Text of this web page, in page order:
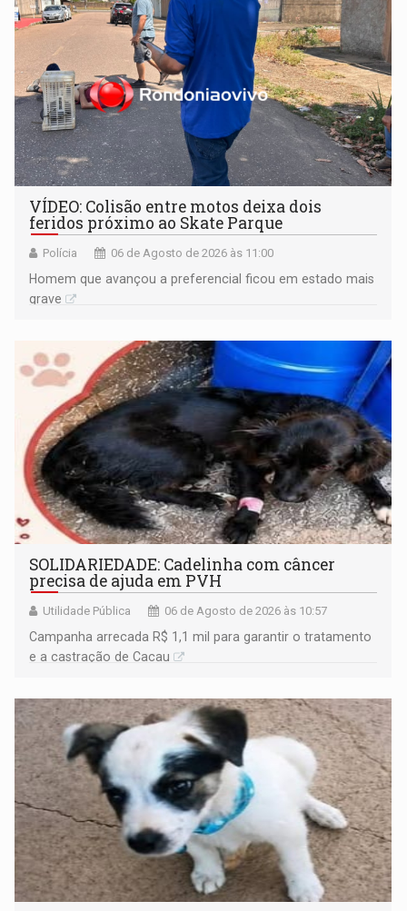
VÍDEO: Colisão entre motos deixa dois
feridos próximo ao Skate Parque
Polícia 06 de Agosto de 2026 às 11:00
Homem que avançou a preferencial ficou em estado mais
grave
SOLIDARIEDADE: Cadelinha com câncer
precisa de ajuda em PVH
Utilidade Pública 06 de Agosto de 2026 às 10:57
Campanha arrecada R$ 1,1 mil para garantir o tratamento
e a castração de Cacau